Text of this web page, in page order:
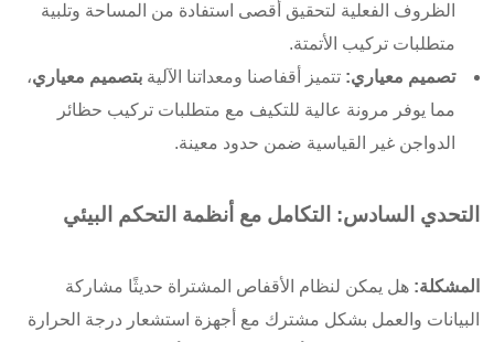
الظروف الفعلية لتحقيق أقصى استفادة من المساحة وتلبية
متطلبات تركيب الأتمتة.
تصميم معياري: تتميز أقفاصنا ومعداتنا الآليةبتصميم معياري،
مما يوفر مرونة عالية للتكيف مع متطلبات تركيب حظائر
الدواجن غير القياسية ضمن حدود معينة.
التحدي السادس: التكامل مع أنظمة التحكم البيئي
المشكلة: هل يمكن لنظام الأقفاص المشتراة حديثًا مشاركة
البيانات والعمل بشكل مشترك مع أجهزة استشعار درجة الحرارة